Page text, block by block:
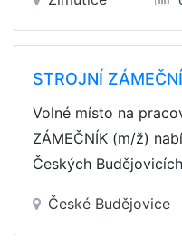
STROJNÍ
Volné místo na
ZÁMEČNÍK (m/ž)
Českých
České Budějovice